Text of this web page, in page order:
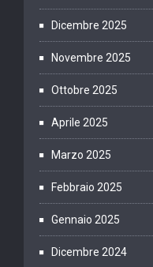
Dicembre 2025
Novembre 2025
Ottobre 2025
Aprile 2025
Marzo 2025
Febbraio 2025
Gennaio 2025
Dicembre 2024